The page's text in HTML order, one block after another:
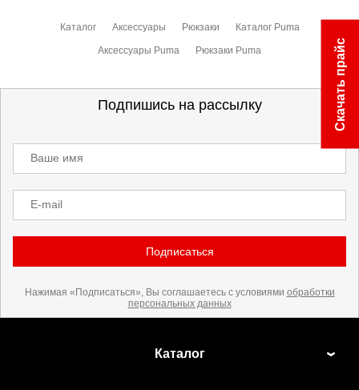
Каталог Аксессуары Рюкзаки Каталог Puma
Аксессуары Puma Рюкзаки Puma
Подпишись на рассылку
Ваше имя
E-mail
Подписаться
Нажимая «Подписаться», Вы соглашаетесь с условиями обработки
персональных данных
Каталог
Скачать прайс